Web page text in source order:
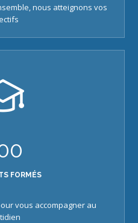
nous atteignons vos
FORMÉS
vous accompagner au